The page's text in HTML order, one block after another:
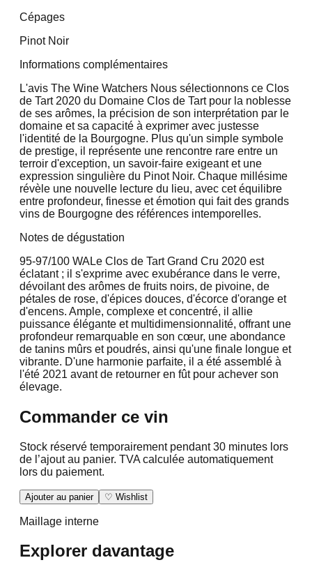
Cépages
Pinot Noir
Informations complémentaires
L'avis The Wine Watchers Nous sélectionnons ce Clos
de Tart 2020 du Domaine Clos de Tart pour la noblesse
de ses arômes, la précision de son interprétation par le
domaine et sa capacité à exprimer avec justesse
l'identité de la Bourgogne. Plus qu'un simple symbole
de prestige, il représente une rencontre rare entre un
terroir d'exception, un savoir-faire exigeant et une
expression singulière du Pinot Noir. Chaque millésime
révèle une nouvelle lecture du lieu, avec cet équilibre
entre profondeur, finesse et émotion qui fait des grands
vins de Bourgogne des références intemporelles.
Notes de dégustation
95-97/100 WA Le Clos de Tart Grand Cru 2020 est
éclatant ; il s'exprime avec exubérance dans le verre,
dévoilant des arômes de fruits noirs, de pivoine, de
pétales de rose, d'épices douces, d'écorce d'orange et
d'encens. Ample, complexe et concentré, il allie
puissance élégante et multidimensionnalité, offrant une
profondeur remarquable en son cœur, une abondance
de tanins mûrs et poudrés, ainsi qu'une finale longue et
vibrante. D'une harmonie parfaite, il a été assemblé à
l'été 2021 avant de retourner en fût pour achever son
élevage.
Commander ce vin
Stock réservé temporairement pendant 30 minutes lors
de l’ajout au panier. TVA calculée automatiquement
lors du paiement.
Ajouter au panier ♡ Wishlist
Maillage interne
Explorer davantage